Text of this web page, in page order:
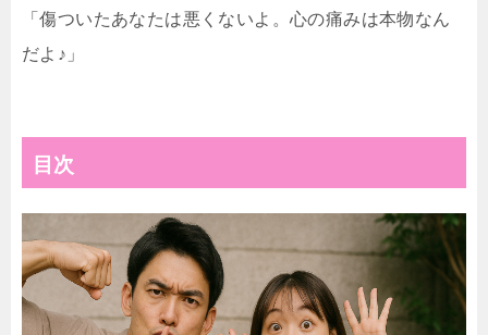
「傷ついたあなたは悪くないよ。心の痛みは本物なん
だよ♪」
目次